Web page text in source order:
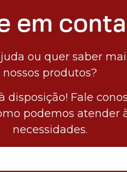
em
ou quer saber
nossos produtos?
disposição! Fale
podemos atender
necessidades.